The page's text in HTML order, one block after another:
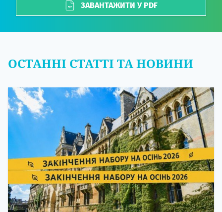
ЗАВАНТАЖИТИ У PDF
ОСТАННІ СТАТТІ ТА НОВИНИ